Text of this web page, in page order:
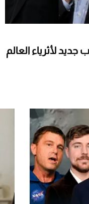
لأثرياء العالم